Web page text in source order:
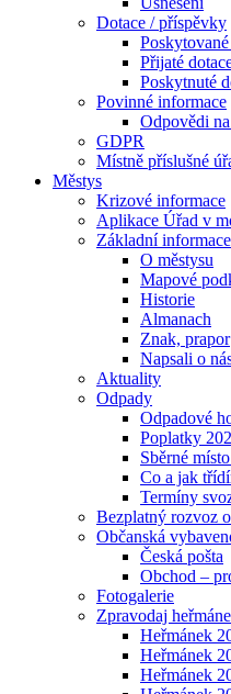
Dotace / příspěvky
Přijaté
Poskytnuté
Povinné informace
Odpovědi
GDPR
Místně příslušné
Městys
Krizové informace
Aplikace Úřad v
Základní informace
O městysu
Mapové
Historie
Almanach
Znak, prapor
Napsali o
Aktuality
Odpady
Odpadové
Poplatky
Sběrné
Co a jak
Termíny
Bezplatný rozvoz
Občanská
Česká pošta
Obchod –
Fotogalerie
Zpravodaj
Heřmánek
Heřmánek
Heřmánek